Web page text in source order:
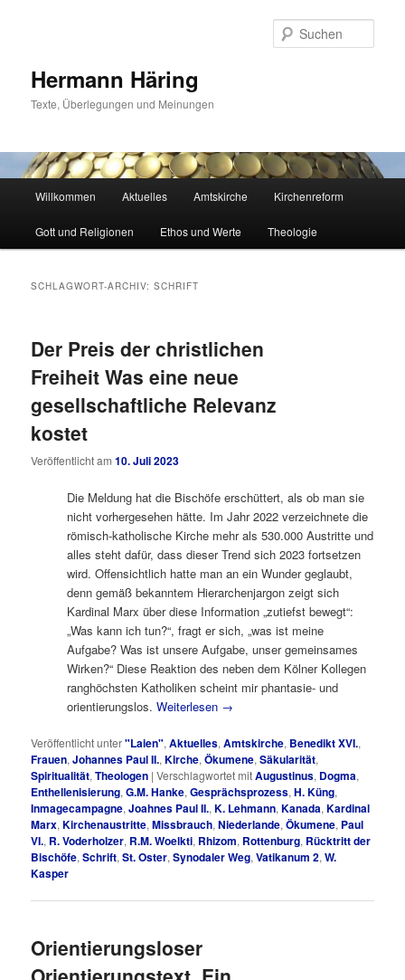
Hermann Häring
Texte, Überlegungen und Meinungen
Willkommen Aktuelles Amtskirche Kirchenreform
Gott und Religionen Ethos und Werte Theologie
SCHLAGWORT-ARCHIV:SCHRIFT
Der Preis der christlichen
Freiheit Was eine neue
gesellschaftliche Relevanz
kostet
Veröffentlicht am10. Juli 2023
Die Meldung hat die Bischöfe erschüttert, als ob man sie
nicht vorhergesehen hätte. Im Jahr 2022 verzeichnete die
römisch-katholische Kirche mehr als 530.000 Austritte und
alles steht dafür, dass dieser Trend sich 2023 fortsetzen
wird. Offensichtlich hatte man an ein Wunder geglaubt,
denn gemäß bekanntem Hierarchenjargon zeigt sich
Kardinal Marx über diese Information „zutiefst bewegt“:
„Was kann ich tun?“, fragt er sich, „was ist meine
Aufgabe? Was ist unsere Aufgabe, unser gemeinsames
Wirken?“ Diese Reaktion des neben dem Kölner Kollegen
ranghöchsten Katholiken scheint mir phantasie- und
orientierungslos.Weiterlesen →
Veröffentlicht unter"Laien",Aktuelles,Amtskirche, Benedikt XVI.,
Frauen,Johannes Paul II.,Kirche,Ökumene,Säkularität,
Spiritualität,Theologen |Verschlagwortet mitAugustinus, Dogma,
Enthellenisierung,G.M. Hanke,Gesprächsprozess,H. Küng,
Inmagecampagne,Joahnes Paul II.,K. Lehmann,Kanada,Kardinal
Marx,Kirchenaustritte,Missbrauch,Niederlande,Ökumene, Paul
VI., R. Voderholzer, R.M. Woelkti, Rhizom, Rottenburg, Rücktritt der
Bischöfe,Schrift,St. Oster,Synodaler Weg,Vatikanum 2,W.
Kasper
Orientierungsloser